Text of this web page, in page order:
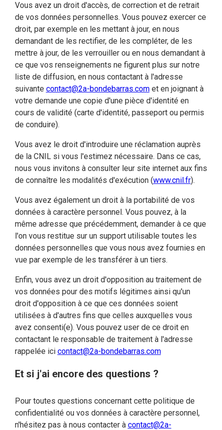
Vous avez un droit d'accès, de correction et de retrait
de vos données personnelles. Vous pouvez exercer ce
droit, par exemple en les mettant à jour, en nous
demandant de les rectifier, de les compléter, de les
mettre à jour, de les verrouiller ou en nous demandant à
ce que vos renseignements ne figurent plus sur notre
liste de diffusion, en nous contactant à l'adresse
suivante contact@2a-bondebarras.comet en joignant à
votre demande une copie d'une pièce d'identité en
cours de validité (carte d'identité, passeport ou permis
de conduire).
Vous avez le droit d'introduire une réclamation auprès
de la CNIL si vous l'estimez nécessaire. Dans ce cas,
nous vous invitons à consulter leur site internet aux fins
de connaître les modalités d'exécution (www.cnil.fr).
Vous avez également un droit à la portabilité de vos
données à caractère personnel. Vous pouvez, à la
même adresse que précédemment, demander à ce que
l'on vous restitue sur un support utilisable toutes les
données personnelles que vous nous avez fournies en
vue par exemple de les transférer à un tiers.
Enfin, vous avez un droit d'opposition au traitement de
vos données pour des motifs légitimes ainsi qu'un
droit d'opposition à ce que ces données soient
utilisées à d'autres fins que celles auxquelles vous
avez consenti(e). Vous pouvez user de ce droit en
contactant le responsable de traitement à l'adresse
rappelée ici contact@2a-bondebarras.com
Et si j'ai encore des questions ?
Pour toutes questions concernant cette politique de
confidentialité ou vos données à caractère personnel,
n'hésitez pas à nous contacter à contact@2a-